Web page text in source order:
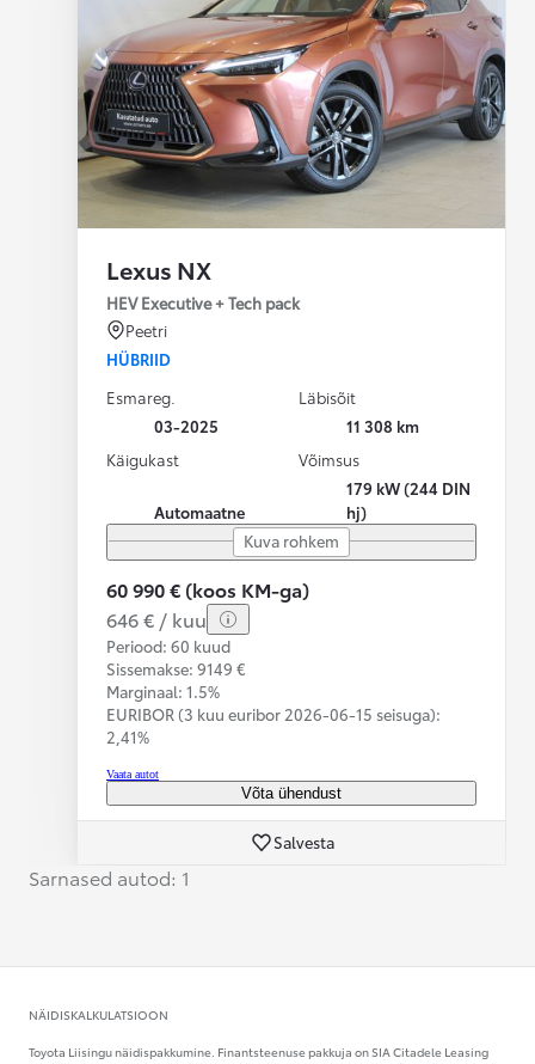
Lexus NX
HEV Executive + Tech pack
Peetri
HÜBRIID
Esmareg.
03-2025
Läbisõit
11 308 km
Käigukast
Automaatne
Võimsus
179 kW (244 DIN
hj)
Kuva rohkem
60 990 € (koos KM-ga)
646 € / kuu
Periood: 60 kuud
Sissemakse: 9149 €
Marginaal: 1.5%
EURIBOR (3 kuu euribor 2026-06-15 seisuga):
2,41%
Vaata autot
Võta ühendust
Salvesta
Sarnased autod: 1
NÄIDISKALKULATSIOON
Toyota Liisingu näidispakkumine. Finantsteenuse pakkuja on SIA Citadele Leasing